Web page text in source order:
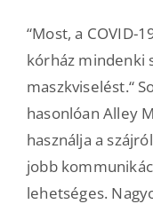
“Most, a COVID-
kórház mindenki
maszkviselést.“
hasonlóan Alley
használja a
jobb
lehetséges.